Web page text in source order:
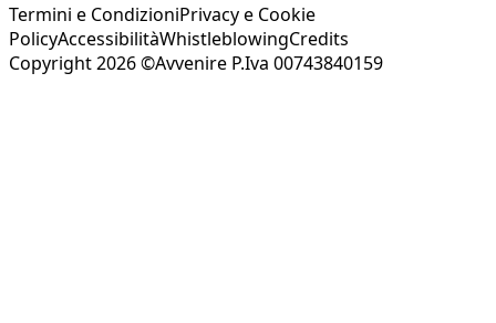
Termini e CondizioniPrivacy e Cookie
PolicyAccessibilitàWhistleblowingCredits
Copyright 2026 ©Avvenire P.Iva 00743840159